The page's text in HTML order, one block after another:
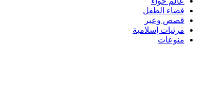
فضاء الطفل
قصص وعبر
مرئيات إسلامية
منوعات